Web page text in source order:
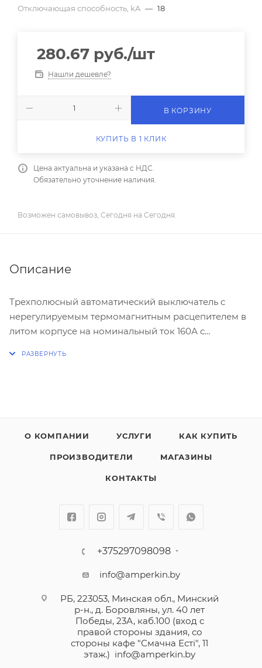
Отключающая способность, kA — 18
280.67 руб./шт
Нашли дешевле?
В КОРЗИНУ
КУПИТЬ В 1 КЛИК
Цена актуальна и указана с НДС.
Обязательно уточнение наличия.
Возможен самовывоз, Сегодня на Сегодня.
Описание
Трехполюсный автоматический выключатель с
нерегулируемым термомагнитным расцепителем в
литом корпусе на номинальный ток 160А с
DRX дополнительными аксессуарами (смотрите
вкладку «Аксессуары»)
– 25 000 коммутационных операций.
Автоматические выключатели серии DRX работают
до + 70 °C и не нуждаются в понижении
номинального тока при температурах до 50 °C.
В серию DRX входят автоматические выключатели с
термомагнитным расцепителем на токи до 630А,
предназначенные для защиты электроустановок от
О КОМПАНИИ УСЛУГИ КАК КУПИТЬ
ПРОИЗВОДИТЕЛИ МАГАЗИНЫ
КОНТАКТЫ
+375297098098
info@amperkin.by
РБ, 223053, Минская обл., Минский
р-н., д. Боровляны, ул. 40 лет
Победы, 23А, каб.100 (вход с
правой стороны здания, со
стороны кафе "Смачна Естi", 11
этаж.) info@amperkin.by